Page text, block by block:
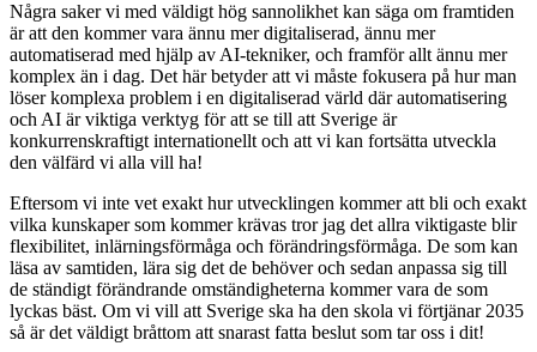
Några saker vi med väldigt hög sannolikhet kan säga om framtiden
är att den kommer vara ännu mer digitaliserad, ännu mer
automatiserad med hjälp av AI-tekniker, och framför allt ännu mer
komplex än i dag. Det här betyder att vi måste fokusera på hur man
löser komplexa problem i en digitaliserad värld där automatisering
och AI är viktiga verktyg för att se till att Sverige är
konkurrenskraftigt internationellt och att vi kan fortsätta utveckla
den välfärd vi alla vill ha!
Eftersom vi inte vet exakt hur utvecklingen kommer att bli och exakt
vilka kunskaper som kommer krävas tror jag det allra viktigaste blir
flexibilitet, inlärningsförmåga och förändringsförmåga. De som kan
läsa av samtiden, lära sig det de behöver och sedan anpassa sig till
de ständigt förändrande omständigheterna kommer vara de som
lyckas bäst. Om vi vill att Sverige ska ha den skola vi förtjänar 2035
så är det väldigt bråttom att snarast fatta beslut som tar oss i dit!